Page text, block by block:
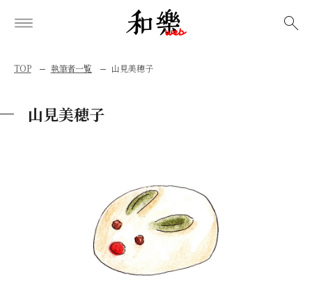
TOP 執筆者一覧 山見美穂子
山見美穂子